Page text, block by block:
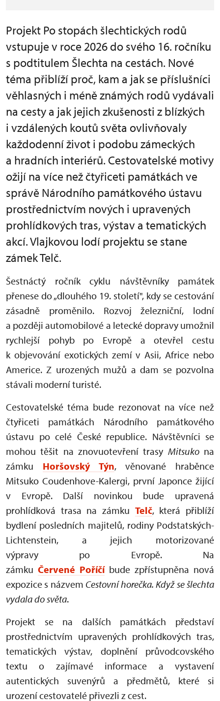
Projekt Po stopách šlechtických rodů
vstupuje v roce 2026 do svého 16. ročníku
s podtitulem Šlechta na cestách. Nové
téma přiblíží proč, kam a jak se příslušníci
věhlasných i méně známých rodů vydávali
na cesty a jak jejich zkušenosti z blízkých
i vzdálených koutů světa ovlivňovaly
každodenní život i podobu zámeckých
a hradních interiérů. Cestovatelské motivy
ožijí na více než čtyřiceti památkách ve
správě Národního památkového ústavu
prostřednictvím nových i upravených
prohlídkových tras, výstav a tematických
akcí. Vlajkovou lodí projektu se stane
zámek Telč.
Šestnáctý ročník cyklu návštěvníky památek
přenese do „dlouhého 19. století", kdy se cestování
zásadně proměnilo. Rozvoj železniční, lodní
a později automobilové a letecké dopravy umožnil
rychlejší pohyb po Evropě a otevřel cestu
k objevování exotických zemí v Asii, Africe nebo
Americe. Z urozených mužů a dam se pozvolna
stávali moderní turisté.
Cestovatelské téma bude rezonovat na více než
čtyřiceti památkách Národního památkového
ústavu po celé České republice. Návštěvníci se
mohou těšit na znovuotevření trasy Mitsukona
zámku Horšovský Týn, věnované hraběnce
Mitsuko Coudenhove-Kalergi, první Japonce žijící
v Evropě. Další novinkou bude upravená
prohlídková trasa na zámku Telč, která přiblíží
bydlení posledních majitelů, rodiny Podstatských-
Lichtenstein, a jejich motorizované
výpravy po Evropě. Na
zámku Červené Poříčíbude zpřístupněna nová
expozice s názvem Cestovní horečka. Když se šlechta
vydala do světa.
Projekt se na dalších památkách představí
prostřednictvím upravených prohlídkových tras,
tematických výstav, doplnění průvodcovského
textu o zajímavé informace a vystavení
autentických suvenýrů a předmětů, které si
urození cestovatelé přivezli z cest.